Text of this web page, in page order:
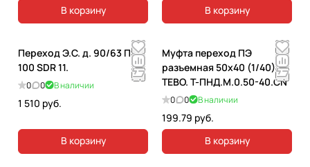
В корзину
В корзину
Переход Э.С. д. 90/63 ПЭ
100 SDR 11.
0 0 В наличии
1 510 руб.
В корзину
Муфта переход ПЭ
разъемная 50х40 (1/40)
ТЕВО. T-ПНД.М.0.50-40.CN
0 0 В наличии
199.79 руб.
В корзину